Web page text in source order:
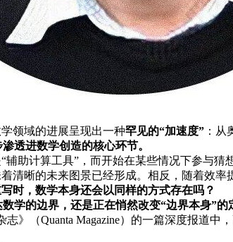
领域的进展呈现出一种罕见的“加速度” ：
透进数学创造的核心环节。
辅助计算工具”，而开始在某些情况下参与猜
清晰的未来图景已经形成。相反，随着效
时，数学本身还会以同样的方式存在吗？
学的边界，还是正在悄然改变“边界本身”的
志》（Quanta Magazine）的一篇深度报道中